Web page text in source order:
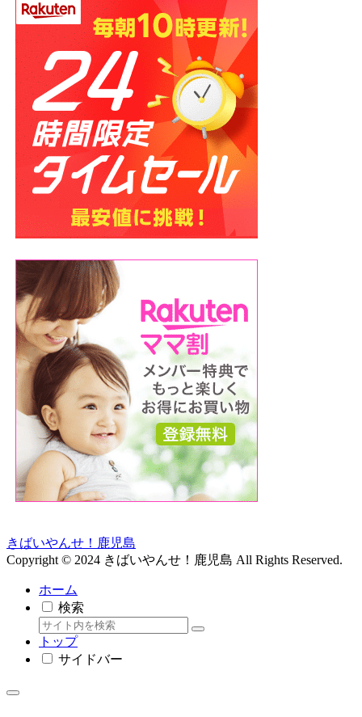
きばいやんせ！鹿児島
Copyright © 2024 きばいやんせ！鹿児島 All Rights Reserved.
ホーム
検索
トップ
サイドバー